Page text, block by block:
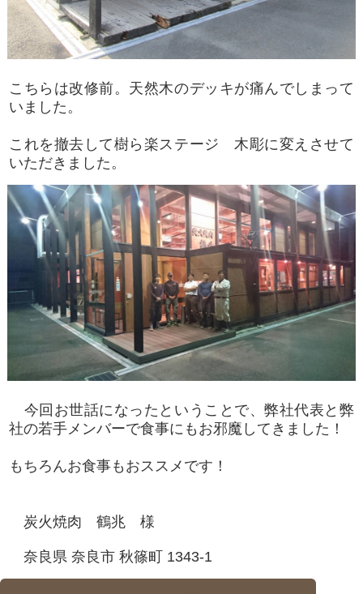
こちらは改修前。天然木のデッキが痛んでしまって
いました。
これを撤去して樹ら楽ステージ 木彫に変えさせて
いただきました。
今回お世話になったということで、弊社代表と弊
社の若手メンバーで食事にもお邪魔してきました！
もちろんお食事もおススメです！
炭火焼肉 鶴兆 様
奈良県 奈良市 秋篠町 1343-1